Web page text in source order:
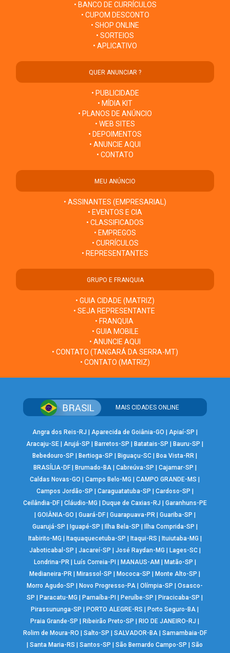
• BANCO DE CURRÍCULOS
• CUPOM DESCONTO
• SHOP ONLINE
• SORTEIOS
• APLICATIVO
QUER ANUNCIAR ?
• PUBLICIDADE
• MÍDIA KIT
• PLANOS DE ANÚNCIO
• WEB SITES
• DEPOIMENTOS
• ANUNCIE AQUI
• CONTATO
MEU ANÚNCIO
• ASSINANTES (EMPRESARIAL)
• EVENTOS E CIA
• CLASSIFICADOS
• EMPREGOS
• CURRÍCULOS
• REPRESENTANTES
GRUPO E FRANQUIA
• GUIA CIDADE (MATRIZ)
• SEJA REPRESENTANTE
• FRANQUIA
• GUIA MOBILE
• ANUNCIE AQUI
• CONTATO (TANGARÁ DA SERRA-MT)
• CONTATO (MATRIZ)
MAIS CIDADES ONLINE
Angra dos Reis-RJ Aparecida de Goiânia-GO Apiaí-SP
Aracaju-SE |Arujá-SP Barretos-SP Batatais-SP Bauru-SP
Bebedouro-SP
Bertioga-SP Biguaçu-SC Boa Vista-RR
BRASÍLIA-DF| Brumado-BA| Cabreúva-SP Cajamar-SP
Caldas Novas-GO
|Campo Belo-MG |CAMPO GRANDE-MS
Campos Jordão-SP
Caraguatatuba-SP Cardoso-SP
Ceilândia-DF| Cláudio-MG Duque de Caxias-RJ
Garanhuns-PE
GOIÂNIA-GO Guará-DF| Guarapuava-PR| Guariba-SP
Guarujá-SP
Iguapé-SP Ilha Bela-SP Ilha Comprida-SP
Itabirito-MG
Itaquaquecetuba-SP Itaqui-RS Ituiutaba-MG
Jaboticabal-SP
Jacareí-SP José Raydan-MG Lages-SC|
Londrina-PR| Luís Correia-PI MANAUS-AM Matão-SP
Medianeira-PR
Mirassol-SP Mococa-SP Monte Alto-SP
Morro Agudo-SP
Novo Progresso-PA |Olímpia-SP |Osasco-
SP
Paracatu-MG Parnaíba-PI Peruíbe-SP Piracicaba-SP
Pirassununga-SP
PORTO ALEGRE-RS Porto Seguro-BA
Praia Grande-SP
Ribeirão Preto-SP RIO DE JANEIRO-RJ
Rolim de Moura-RO
Salto-SP SALVADOR-BA| Samambaia-DF
|Santa Maria-RS |Santos-SP |São Bernardo Campo-SP |São